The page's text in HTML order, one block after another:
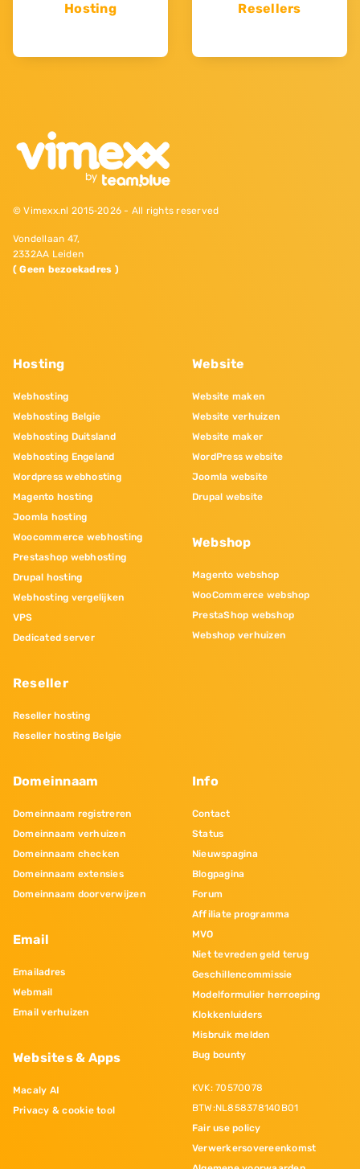
Hosting Resellers
© Vimexx.nl 2015‐2026 - All rights reserved
Vondellaan 47,
2332AA Leiden
( Geen bezoekadres )
Hosting
Webhosting
Webhosting Belgie
Webhosting Duitsland
Webhosting Engeland
Wordpress webhosting
Magento hosting
Joomla hosting
Woocommerce webhosting
Prestashop webhosting
Drupal hosting
Webhosting vergelijken
VPS
Dedicated server
Reseller
Reseller hosting
Reseller hosting Belgie
Website
Website maken
Website verhuizen
Website maker
WordPress website
Joomla website
Drupal website
Webshop
Magento webshop
WooCommerce webshop
PrestaShop webshop
Webshop verhuizen
Domeinnaam
Domeinnaam registreren
Domeinnaam verhuizen
Domeinnaam checken
Domeinnaam extensies
Domeinnaam doorverwijzen
Email
Emailadres
Webmail
Email verhuizen
Websites & Apps
Macaly AI
Privacy & cookie tool
Info
Contact
Status
Nieuwspagina
Blogpagina
Forum
Affiliate programma
MVO
Niet tevreden geld terug
Geschillencommissie
Modelformulier herroeping
Klokkenluiders
Misbruik melden
Bug bounty
KVK: 70570078
BTW:NL858378140B01
Fair use policy
Verwerkersovereenkomst